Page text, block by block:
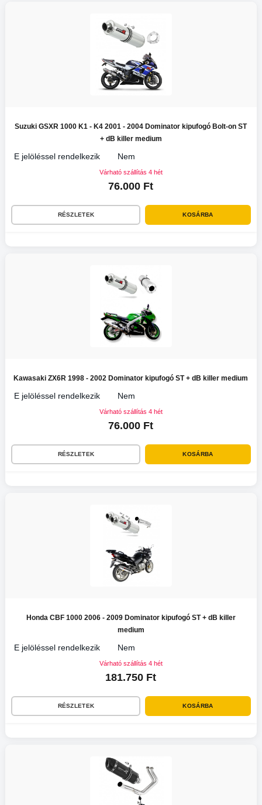
Suzuki GSXR 1000 K1 - K4 2001 - 2004 Dominator kipufogó Bolt-on ST
+ dB killer medium
E jelöléssel rendelkezik Nem
Várható szállítás 4 hét
76.000 Ft
RÉSZLETEK KOSÁRBA
Kawasaki ZX6R 1998 - 2002 Dominator kipufogó ST + dB killer medium
E jelöléssel rendelkezik Nem
Várható szállítás 4 hét
76.000 Ft
RÉSZLETEK KOSÁRBA
Honda CBF 1000 2006 - 2009 Dominator kipufogó ST + dB killer
medium
E jelöléssel rendelkezik Nem
Várható szállítás 4 hét
181.750 Ft
RÉSZLETEK KOSÁRBA